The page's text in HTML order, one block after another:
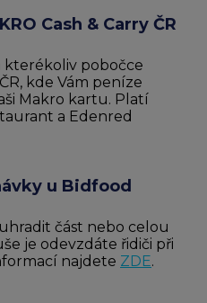
Cash & Carry ČR
kterékoliv pobočce
kde Vám peníze
Makro kartu. Platí
a Edenred
u Bidfood
část nebo celou
je odevzdáte řidiči při
najdete ZDE.